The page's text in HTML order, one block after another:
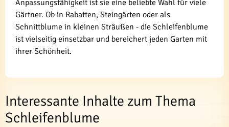
Anpassungsfähigkeit ist sie eine beliebte Wahl für viele
Gärtner. Ob in Rabatten, Steingärten oder als
Schnittblume in kleinen Sträußen - die Schleifenblume
ist vielseitig einsetzbar und bereichert jeden Garten mit
ihrer Schönheit.
Interessante Inhalte zum Thema
Schleifenblume